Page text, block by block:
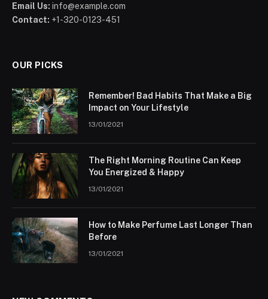
Email Us: info@example.com
Contact: +1-320-0123-451
OUR PICKS
Remember! Bad Habits That Make a Big
Impact on Your Lifestyle
13/01/2021
The Right Morning Routine Can Keep
You Energized & Happy
13/01/2021
How to Make Perfume Last Longer Than
Before
13/01/2021